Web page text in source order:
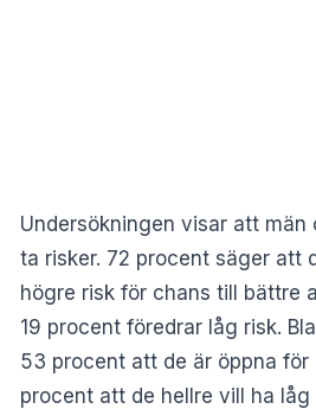
Undersökningen visar att män
ta risker. 72 procent säger att
högre risk för chans till bättre
19 procent föredrar låg risk.
53 procent att de är öppna för
procent att de hellre vill ha låg